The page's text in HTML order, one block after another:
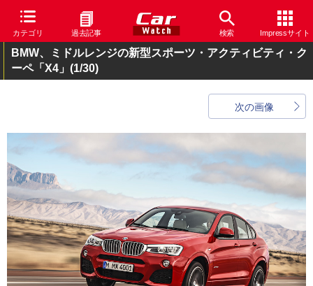
カテゴリ 過去記事 検索 Impressサイト
BMW、ミドルレンジの新型スポーツ・アクティビティ・ク
ーペ「X4」 (1/30)
次の画像